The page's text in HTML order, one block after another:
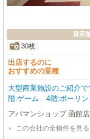
貸店
30枚
出店するのに
おすすめの業種
大型商業施設のご紹介
階:ゲーム 4階:ボーリ
ビルです。 お問合わせ
0138-46-9300まで☆
アパマンショップ 函館店
この会社の全物件を見る